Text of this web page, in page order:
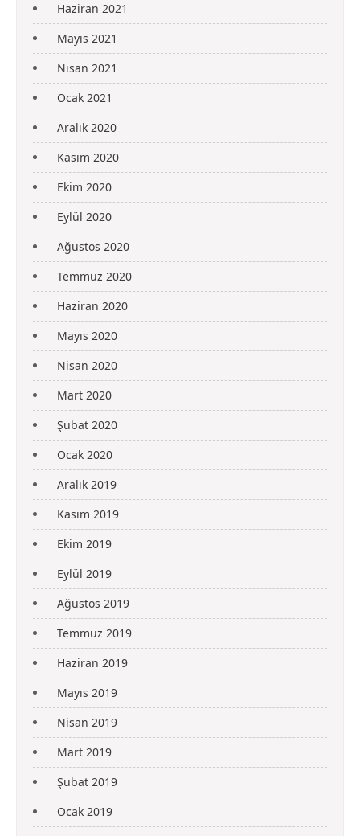
Haziran 2021
Mayıs 2021
Nisan 2021
Ocak 2021
Aralık 2020
Kasım 2020
Ekim 2020
Eylül 2020
Ağustos 2020
Temmuz 2020
Haziran 2020
Mayıs 2020
Nisan 2020
Mart 2020
Şubat 2020
Ocak 2020
Aralık 2019
Kasım 2019
Ekim 2019
Eylül 2019
Ağustos 2019
Temmuz 2019
Haziran 2019
Mayıs 2019
Nisan 2019
Mart 2019
Şubat 2019
Ocak 2019